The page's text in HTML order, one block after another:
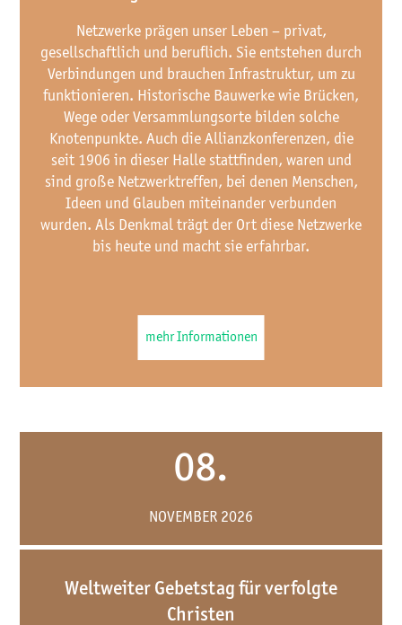
Netzwerke prägen unser Leben – privat,
gesellschaftlich und beruflich. Sie entstehen durch
Verbindungen und brauchen Infrastruktur, um zu
funktionieren. Historische Bauwerke wie Brücken,
Wege oder Versammlungsorte bilden solche
Knotenpunkte. Auch die Allianzkonferenzen, die
seit 1906 in dieser Halle stattfinden, waren und
sind große Netzwerktreffen, bei denen Menschen,
Ideen und Glauben miteinander verbunden
wurden. Als Denkmal trägt der Ort diese Netzwerke
bis heute und macht sie erfahrbar.
mehr Informationen
08.
NOVEMBER 2026
Weltweiter Gebetstag für verfolgte
Christen